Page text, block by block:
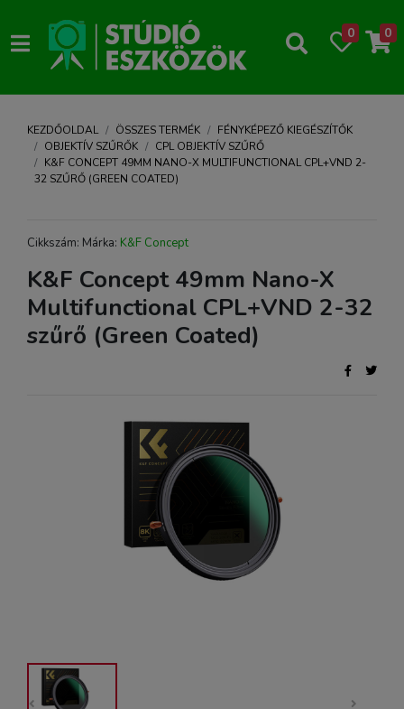
0 0
KEZDŐOLDAL ÖSSZES TERMÉK
FÉNYKÉPEZŐ KIEGÉSZÍTŐK
OBJEKTÍV SZŰRŐK
CPL OBJEKTÍV SZŰRŐ
K&F CONCEPT 49MM NANO-X MULTIFUNCTIONAL CPL+VND 2-
32 SZŰRŐ (GREEN COATED)
Cikkszám: Márka: K&F Concept
K&F Concept 49mm Nano-X
Multifunctional CPL+VND 2-32
szűrő (Green Coated)